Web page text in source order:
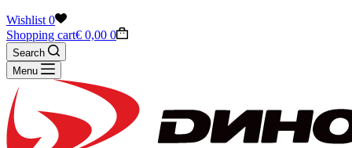
Wishlist 0
Shopping cart€ 0,00 0
Search
Menu